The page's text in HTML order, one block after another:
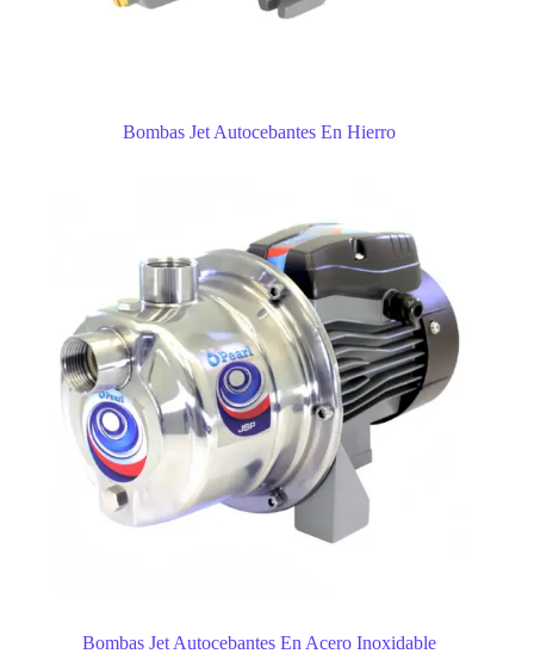
Bombas Jet Autocebantes En Hierro
Bombas Jet Autocebantes En Acero Inoxidable